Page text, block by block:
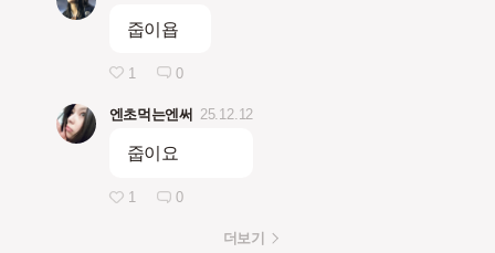
줍이욥
1 0
엔초먹는엔써 25.12.12
줍이요
1 0
더보기